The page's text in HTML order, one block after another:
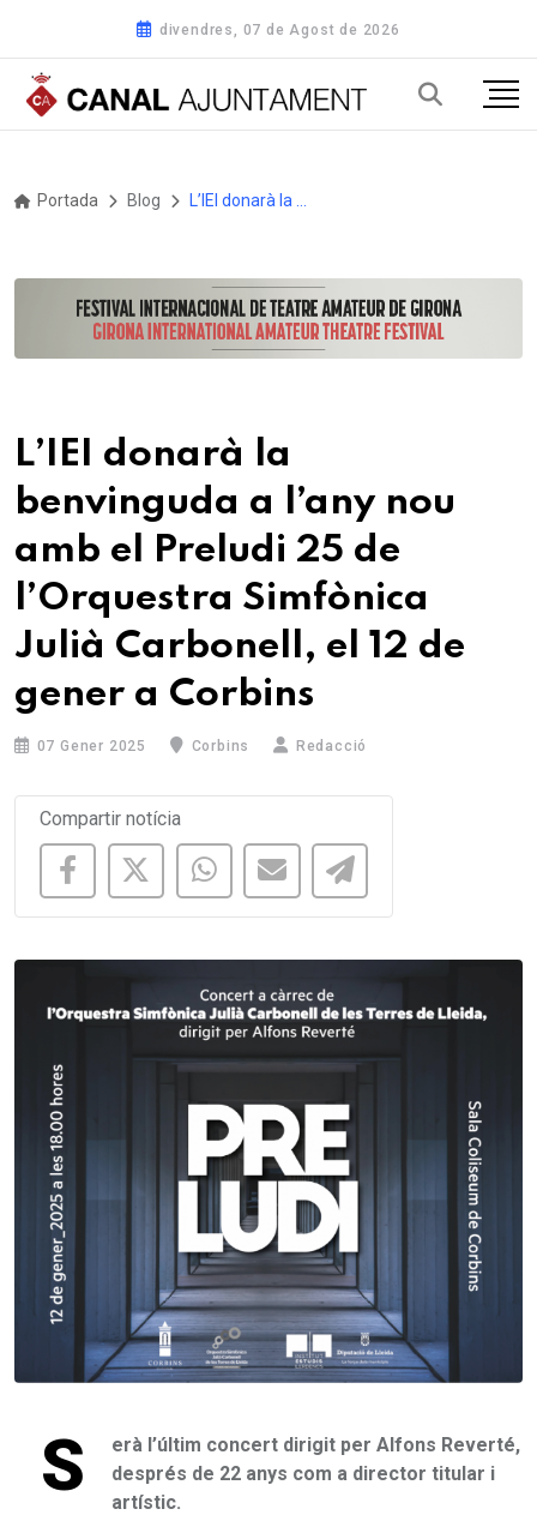
divendres, 07 de Agost de 2026
Portada Blog
L’IEI donarà la
benvinguda a l’any nou
amb el Preludi 25 de
l’Orquestra Simfònica
Julià Carbonell, el 12 de
gener a Corbins
07 Gener 2025 Corbins Redacció
Compartir notícia
S
erà l’últim concert dirigit per Alfons Reverté,
després de 22 anys com a director titular i
artístic.